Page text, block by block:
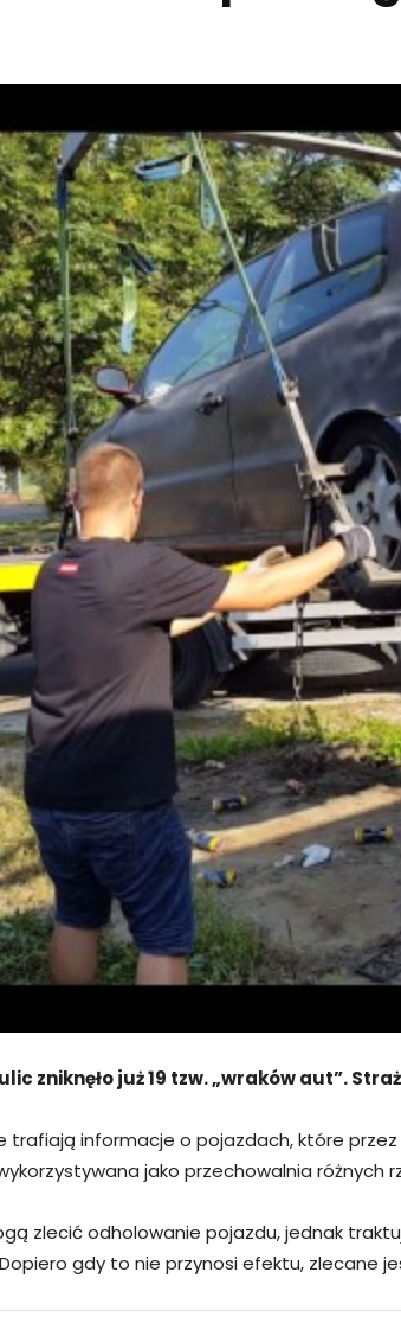
zniknęło już 19 tzw. „wraków aut”.
trafiają informacje o pojazdach, które
jako przechowalnia różnych
zlecić odholowanie pojazdu, jednak
gdy to nie przynosi efektu, zlecane